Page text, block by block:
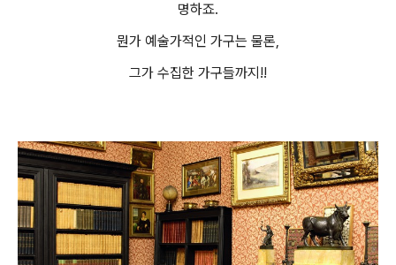
명하죠.
뭔가 예술가적인 가구는 물론,
그가 수집한 가구들까지!!